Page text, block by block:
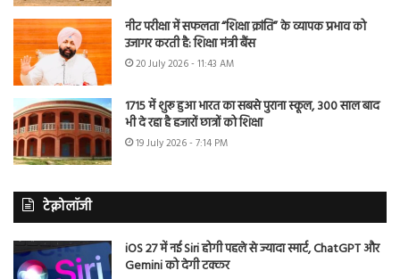
नीट परीक्षा में सफलता “शिक्षा क्रांति” के व्यापक प्रभाव को
उजागर करती है: शिक्षा मंत्री बैंस
20 July 2026 - 11:43 AM
1715 में शुरू हुआ भारत का सबसे पुराना स्कूल, 300 साल बाद
भी दे रहा है हजारों छात्रों को शिक्षा
19 July 2026 - 7:14 PM
टेक्नोलॉजी
iOS 27 में नई Siri होगी पहले से ज्यादा स्मार्ट, ChatGPT और
Gemini को देगी टक्कर